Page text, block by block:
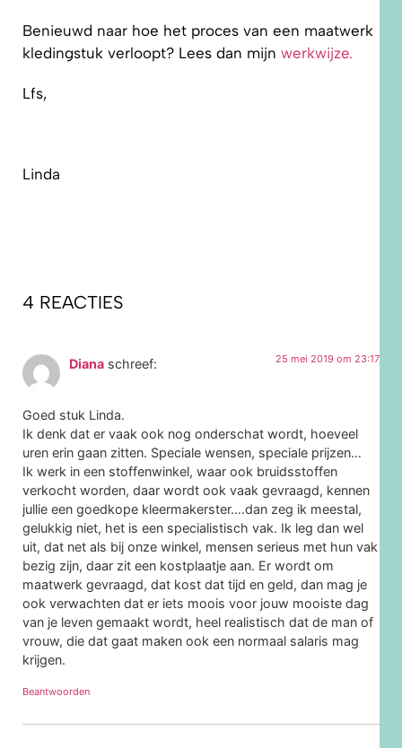
Benieuwd naar hoe het proces van een maatwerk
kledingstuk verloopt? Lees dan mijn werkwijze.
Lfs,
Linda
4 REACTIES
Diana schreef: 25 mei 2019 om 23:17
Goed stuk Linda.
Ik denk dat er vaak ook nog onderschat wordt, hoeveel
uren erin gaan zitten. Speciale wensen, speciale prijzen…
Ik werk in een stoffenwinkel, waar ook bruidsstoffen
verkocht worden, daar wordt ook vaak gevraagd, kennen
jullie een goedkope kleermakerster….dan zeg ik meestal,
gelukkig niet, het is een specialistisch vak. Ik leg dan wel
uit, dat net als bij onze winkel, mensen serieus met hun vak
bezig zijn, daar zit een kostplaatje aan. Er wordt om
maatwerk gevraagd, dat kost dat tijd en geld, dan mag je
ook verwachten dat er iets moois voor jouw mooiste dag
van je leven gemaakt wordt, heel realistisch dat de man of
vrouw, die dat gaat maken ook een normaal salaris mag
krijgen.
Beantwoorden